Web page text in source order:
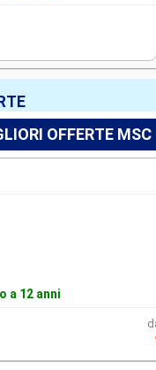
OFFERTE MSC
a 12 anni